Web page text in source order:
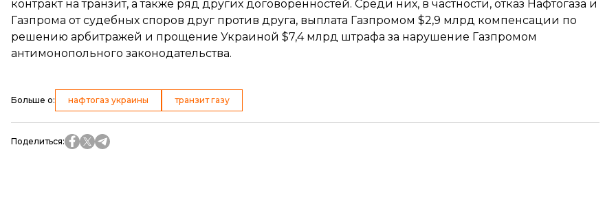
контрактна транзит, а также ряд других договоренностей. Среди них, в частности, отказ Нафтогаза и
Газпрома от судебных споров друг против друга, выплата Газпромом $2,9 млрд компенсации по
решению арбитражей и прощение Украиной $7,4 млрд штрафа за нарушение Газпромом
антимонопольного законодательства.
Больше о: нафтогаз украины транзит газу
Поделиться: